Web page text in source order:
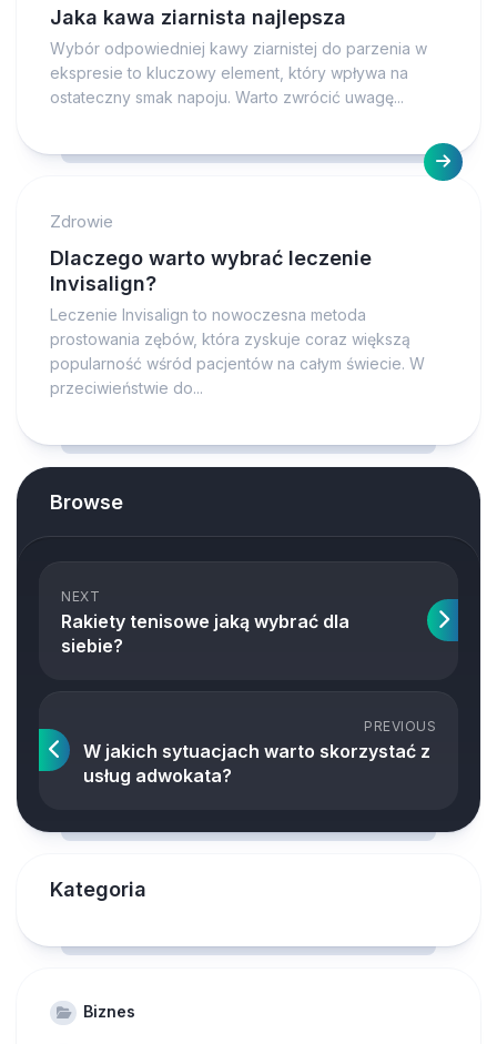
Jaka kawa ziarnista najlepsza
Wybór odpowiedniej kawy ziarnistej do parzenia w
ekspresie to kluczowy element, który wpływa na
ostateczny smak napoju. Warto zwrócić uwagę...
Zdrowie
Dlaczego warto wybrać leczenie
Invisalign?
Leczenie Invisalign to nowoczesna metoda
prostowania zębów, która zyskuje coraz większą
popularność wśród pacjentów na całym świecie. W
przeciwieństwie do...
Browse
NEXT
Rakiety tenisowe jaką wybrać dla
siebie?
PREVIOUS
W jakich sytuacjach warto skorzystać z
usług adwokata?
Kategoria
Biznes